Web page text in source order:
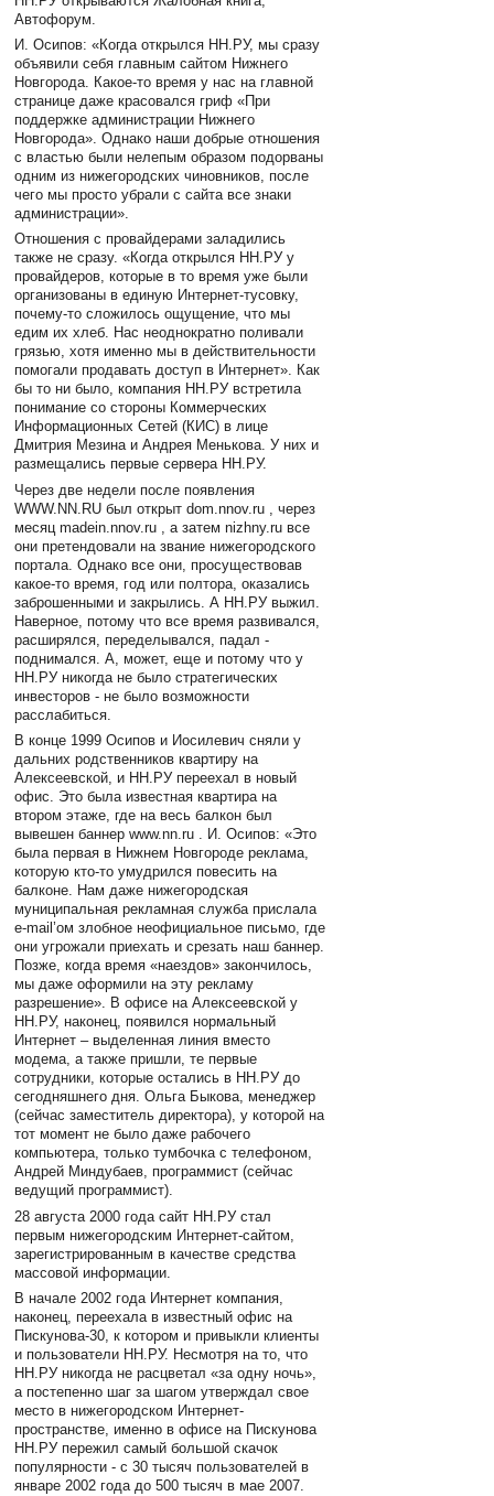
Автофорум.
И. Осипов: «Когда открылся НН.РУ, мы сразу
объявили себя главным сайтом Нижнего
Новгорода. Какое-то время у нас на главной
странице даже красовался гриф «При
поддержке администрации Нижнего
Новгорода». Однако наши добрые отношения
с властью были нелепым образом подорваны
одним из нижегородских чиновников, после
чего мы просто убрали с сайта все знаки
администрации».
Отношения с провайдерами заладились
также не сразу. «Когда открылся НН.РУ у
провайдеров, которые в то время уже были
организованы в единую Интернет-тусовку,
почему-то сложилось ощущение, что мы
едим их хлеб. Нас неоднократно поливали
грязью, хотя именно мы в действительности
помогали продавать доступ в Интернет». Как
бы то ни было, компания НН.РУ встретила
понимание со стороны Коммерческих
Информационных Сетей (КИС) в лице
Дмитрия Мезина и Андрея Менькова. У них и
размещались первые сервера НН.РУ.
Через две недели после появления
WWW.NN.RU был открыт dom.nnov.ru , через
месяц madein.nnov.ru , а затем nizhny.ru все
они претендовали на звание нижегородского
портала. Однако все они, просуществовав
какое-то время, год или полтора, оказались
заброшенными и закрылись. А НН.РУ выжил.
Наверное, потому что все время развивался,
расширялся, переделывался, падал -
поднимался. А, может, еще и потому что у
НН.РУ никогда не было стратегических
инвесторов - не было возможности
расслабиться.
В конце 1999 Осипов и Иосилевич сняли у
дальних родственников квартиру на
Алексеевской, и НН.РУ переехал в новый
офис. Это была известная квартира на
втором этаже, где на весь балкон был
вывешен баннер www.nn.ru . И. Осипов: «Это
была первая в Нижнем Новгороде реклама,
которую кто-то умудрился повесить на
балконе. Нам даже нижегородская
муниципальная рекламная служба прислала
e-mail’ом злобное неофициальное письмо, где
они угрожали приехать и срезать наш баннер.
Позже, когда время «наездов» закончилось,
мы даже оформили на эту рекламу
разрешение». В офисе на Алексеевской у
НН.РУ, наконец, появился нормальный
Интернет – выделенная линия вместо
модема, а также пришли, те первые
сотрудники, которые остались в НН.РУ до
сегодняшнего дня. Ольга Быкова, менеджер
(сейчас заместитель директора), у которой на
тот момент не было даже рабочего
компьютера, только тумбочка с телефоном,
Андрей Миндубаев, программист (сейчас
ведущий программист).
28 августа 2000 года сайт НН.РУ стал
первым нижегородским Интернет-сайтом,
зарегистрированным в качестве средства
массовой информации.
В начале 2002 года Интернет компания,
наконец, переехала в известный офис на
Пискунова-30, к котором и привыкли клиенты
и пользователи НН.РУ. Несмотря на то, что
НН.РУ никогда не расцветал «за одну ночь»,
а постепенно шаг за шагом утверждал свое
место в нижегородском Интернет-
пространстве, именно в офисе на Пискунова
НН.РУ пережил самый большой скачок
популярности - с 30 тысяч пользователей в
январе 2002 года до 500 тысяч в мае 2007.